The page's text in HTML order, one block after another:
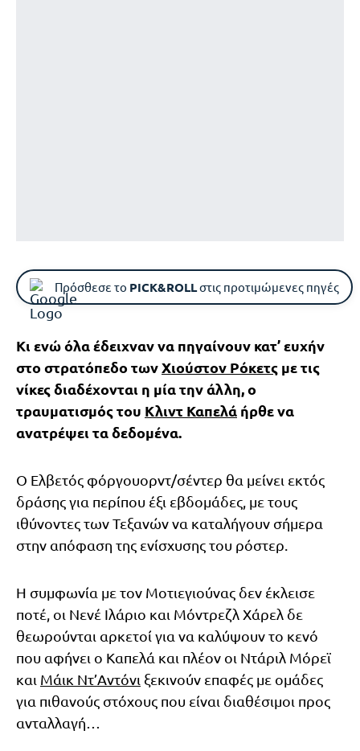
Πρόσθεσε το PICK&ROLLστις προτιμώμενες πηγές
Κι ενώ όλα έδειχναν να πηγαίνουν κατ’ ευχήν
στο στρατόπεδο τωνΧιούστον Ρόκετς με τις
νίκες διαδέχονται η μία την άλλη, ο
τραυματισμός του Κλιντ Καπελά ήρθε να
ανατρέψει τα δεδομένα.
Ο Ελβετός φόργουορντ/σέντερ θα μείνει εκτός
δράσης για περίπου έξι εβδομάδες, με τους
ιθύνοντες των Τεξανών να καταλήγουν σήμερα
στην απόφαση της ενίσχυσης του ρόστερ.
Η συμφωνία με τον Μοτιεγιούνας δεν έκλεισε
ποτέ, οι Νενέ Ιλάριο και Μόντρεζλ Χάρελ δε
θεωρούνται αρκετοί για να καλύψουν το κενό
που αφήνει ο Καπελά και πλέον οι Ντάριλ Μόρεϊ
και Μάικ Ντ’Αντόνι ξεκινούν επαφές με ομάδες
για πιθανούς στόχους που είναι διαθέσιμοι προς
ανταλλαγή…